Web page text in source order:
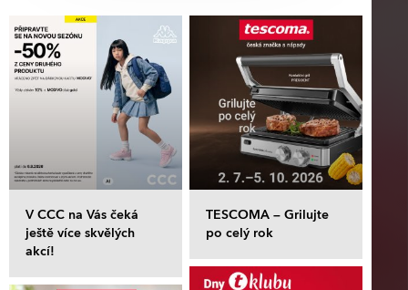
V CCC na Vás čeká
ještě více skvělých
akcí!
TESCOMA – Grilujte
po celý rok